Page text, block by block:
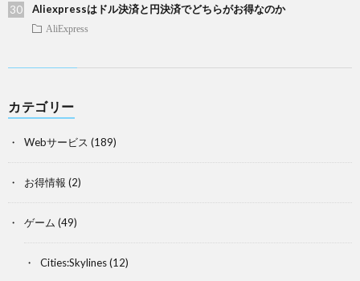
Aliexpressはドル決済と円決済でどちらがお得なのか
AliExpress
カテゴリー
Webサービス (189)
お得情報 (2)
ゲーム (49)
Cities:Skylines(12)